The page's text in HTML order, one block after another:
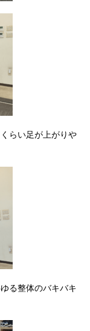
らい足が上がりや
る整体のバキバキ